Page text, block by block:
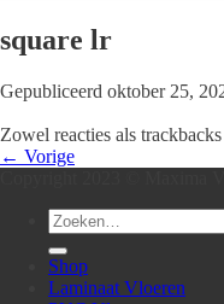
square lr
Gepubliceerd oktober 25,
Zowel reacties als
← Vorige
Zoeken
naar:
Shop
Laminaat Vloeren